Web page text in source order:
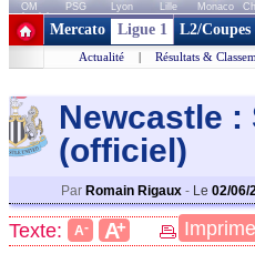
OM PSG Lyon Lille Monaco
+ de clubs
Mercato Ligue 1 L2/Coupes
Actualité | Résultats &
Newcastle
(officiel)
Par Romain Rigaux - Le 02/06/
Texte: A- A+